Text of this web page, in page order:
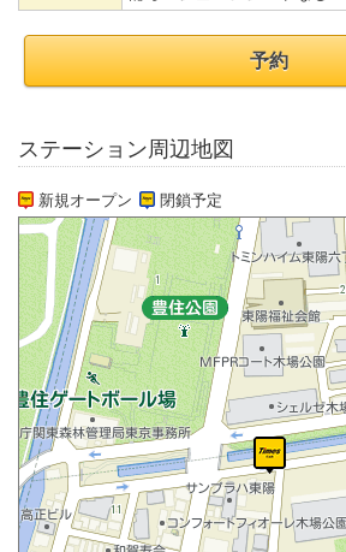
予約
ステーション周辺地図
新規オープン 閉鎖予定